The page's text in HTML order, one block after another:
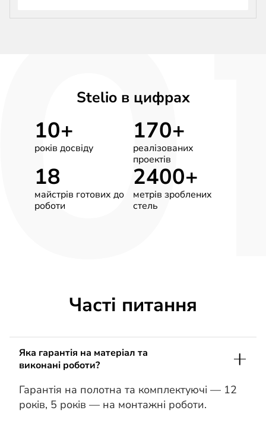
Stelio в цифрах
10+
років досвіду
170+
реалізованих
проектів
18
майстрів готових до
роботи
2400+
метрів зроблених
стель
Часті питання
Яка гарантія на матеріал та
виконані роботи?
Гарантія на полотна та комплектуючі — 12
років, 5 років — на монтажні роботи.